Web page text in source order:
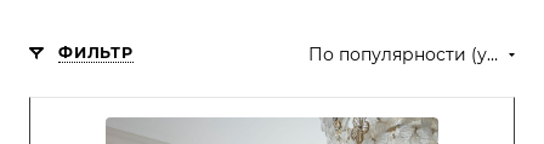
ФИЛЬТР По популярности (убывание)